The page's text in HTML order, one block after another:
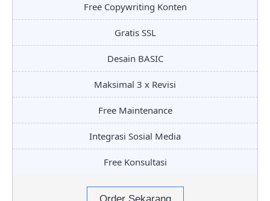
Free Copywriting Konten
Gratis SSL
Desain BASIC
Maksimal 3 x Revisi
Free Maintenance
Integrasi Sosial Media
Free Konsultasi